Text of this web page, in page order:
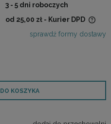
3 - 5 dni roboczych
od 25,00 zł - Kurier DPD
sprawdź formy dostawy
DO KOSZYKA